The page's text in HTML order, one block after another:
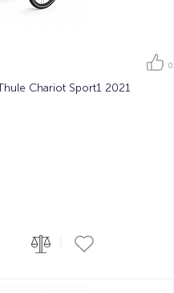
0
Chariot Sport1 2021